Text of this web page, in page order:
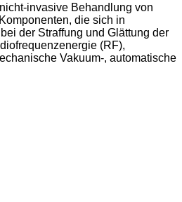
invasive Behandlung von
die sich in
der Straffung und Glättung der
(RF),
Vakuum-, automatische